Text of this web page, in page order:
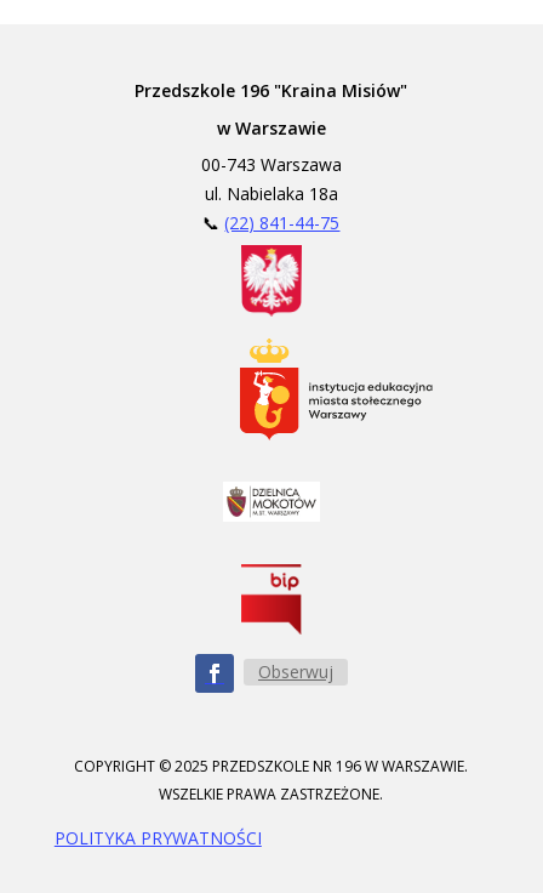
Przedszkole 196 "Kraina Misiów"
w Warszawie
00-743 Warszawa
ul. Nabielaka 18a
📞(22) 841-44-75
Obserwuj
COPYRIGHT © 2025 PRZEDSZKOLE NR 196 W WARSZAWIE.
WSZELKIE PRAWA ZASTRZEŻONE.
POLITYKA PRYWATNOŚCI